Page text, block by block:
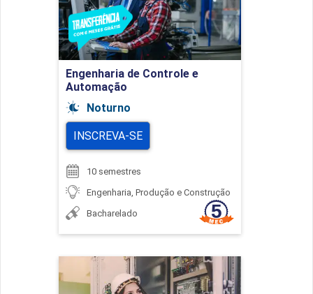
Engenharia de Controle e
Automação
Noturno
INSCREVA-SE
10 semestres
Engenharia, Produção e Construção
Bacharelado
Ir para Inscrição
Engenharia Elétrica